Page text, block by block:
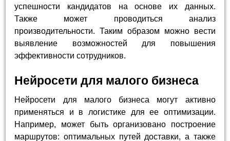
успешности кандидатов на основе их данных.
Также может проводиться анализ
производительности. Таким образом можно вести
выявление возможностей для повышения
эффективности сотрудников.
Нейросети для малого бизнеса
Нейросети для малого бизнеса могут активно
применяться и в логистике для ее оптимизации.
Например, может быть организовано построение
маршрутов: оптимальных путей доставки, а также